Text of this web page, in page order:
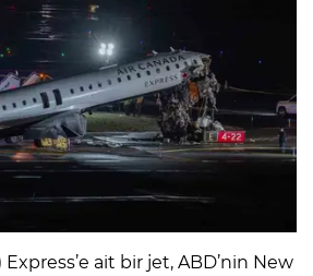
Express’e ait bir jet, ABD’nin New